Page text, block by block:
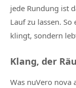
jede Rundung ist
Lauf zu lassen.
klingt, sondern
Klang, der
Was nuVero nova